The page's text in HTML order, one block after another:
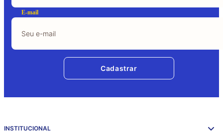
E-mail
Cadastrar
INSTITUCIONAL